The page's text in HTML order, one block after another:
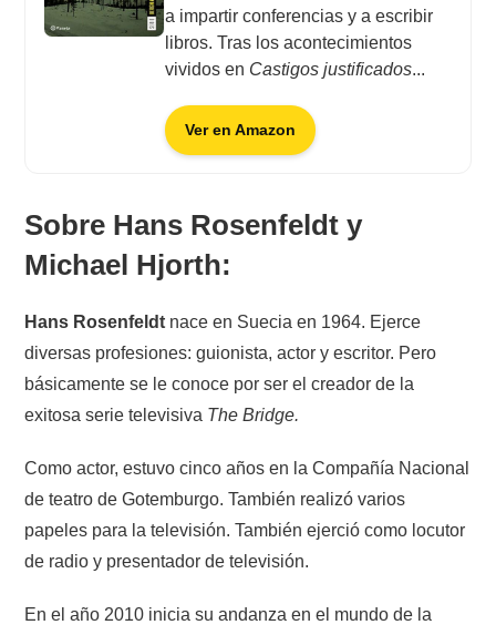
a impartir conferencias y a escribir
libros. Tras los acontecimientos
vividos en Castigos justificados...
Ver en Amazon
Sobre Hans Rosenfeldt y
Michael Hjorth:
Hans Rosenfeldt nace en Suecia en 1964. Ejerce
diversas profesiones: guionista, actor y escritor. Pero
básicamente se le conoce por ser el creador de la
exitosa serie televisiva The Bridge.
Como actor, estuvo cinco años en la Compañía Nacional
de teatro de Gotemburgo. También realizó varios
papeles para la televisión. También ejerció como locutor
de radio y presentador de televisión.
En el año 2010 inicia su andanza en el mundo de la